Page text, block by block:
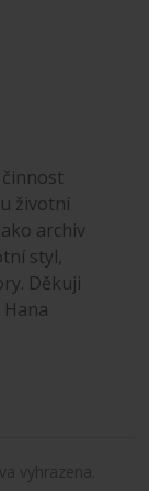
životní
archiv
styl,
Děkuji
vyhrazena.